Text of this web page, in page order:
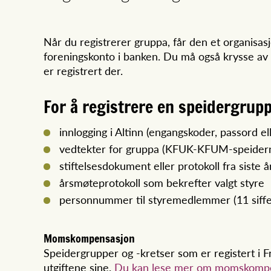
Når du registrerer gruppa, får den et
foreningskonto i banken. Du må også krysse
er registrert der.
For å registrere en
innlogging i Altinn (engangskoder, passord
vedtekter for gruppa (KFUK-KFUM-
stiftelsesdokument eller protokoll fra siste
årsmøteprotokoll som bekrefter valgt styre
personnummer til styremedlemmer (11
Momskompensasjon
Speidergrupper og -kretser som er registert i
utgiftene sine. Du kan lese mer om